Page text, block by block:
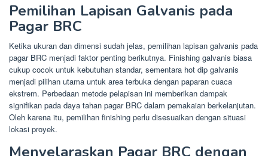
Pemilihan Lapisan Galvanis pada
Pagar BRC
Ketika ukuran dan dimensi sudah jelas, pemilihan lapisan galvanis pada
pagar BRC menjadi faktor penting berikutnya. Finishing galvanis biasa
cukup cocok untuk kebutuhan standar, sementara hot dip galvanis
menjadi pilihan utama untuk area terbuka dengan paparan cuaca
ekstrem. Perbedaan metode pelapisan ini memberikan dampak
signifikan pada daya tahan pagar BRC dalam pemakaian berkelanjutan.
Oleh karena itu, pemilihan finishing perlu disesuaikan dengan situasi
lokasi proyek.
Menyelaraskan Pagar BRC dengan